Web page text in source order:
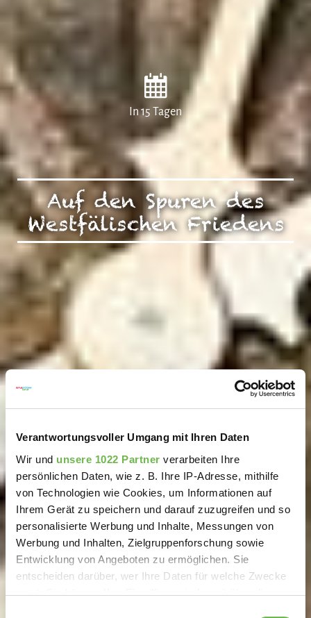
Verantwortungsvoller Umgang mit Ihren Daten
Wir und unsere 1022 Partner verarbeiten Ihre
persönlichen Daten, wie z. B. Ihre IP-Adresse, mithilfe
von Technologien wie Cookies, um Informationen auf
Ihrem Gerät zu speichern und darauf zuzugreifen und so
personalisierte Werbung und Inhalte, Messungen von
Werbung und Inhalten, Zielgruppenforschung sowie
Entwicklung von Angeboten zu ermöglichen. Sie
entscheiden darüber, wer Ihre Daten für welche Zwecke
nutzt. Sie können Ihre Einwilligung jederzeit über die
In 15 Tagen
Auf den Spuren des
Westfälischen Friedens